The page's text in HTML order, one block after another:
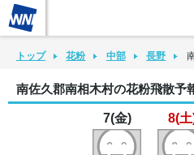
花粉カレンダー 花粉図鑑 花粉症
トップ 花粉 中部 長野
南佐久郡南相木村の花粉飛散予
7(金) 8(土